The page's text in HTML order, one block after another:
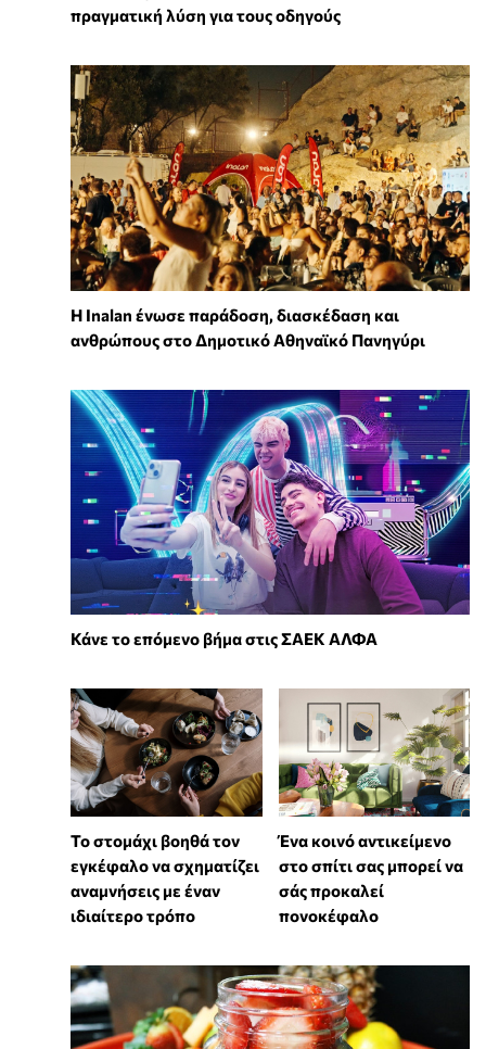
πραγματική λύση για τους οδηγούς
Η Inalan ένωσε παράδοση, διασκέδαση και
ανθρώπους στο Δημοτικό Αθηναϊκό Πανηγύρι
Κάνε το επόμενο βήμα στις ΣΑΕΚ ΑΛΦΑ
Το στομάχι βοηθά τον
εγκέφαλο να σχηματίζει
αναμνήσεις με έναν
ιδιαίτερο τρόπο
Ένα κοινό αντικείμενο
στο σπίτι σας μπορεί να
σάς προκαλεί
πονοκέφαλο